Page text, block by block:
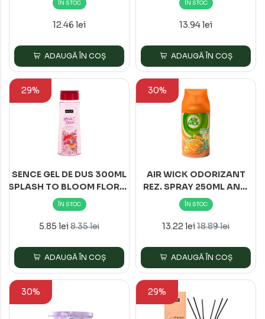
ÎN STOC
12.46 lei
ADAUGĂ ÎN COȘ
ÎN STOC
13.94 lei
ADAUGĂ ÎN COȘ
29%
SENCE GEL DE DUS 300ML
SPLASH TO BLOOM FLORAL
MOMENTS&GRAPEFRUIT*12
ÎN STOC
5.85 lei8.35 lei
ADAUGĂ ÎN COȘ
30%
AIR WICK ODORIZANT
REZ. SPRAY 250ML ANTI
TABAC*6
ÎN STOC
13.22 lei18.89 lei
ADAUGĂ ÎN COȘ
30% 29%